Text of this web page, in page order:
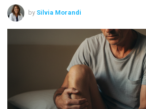
by Silvia Morandi